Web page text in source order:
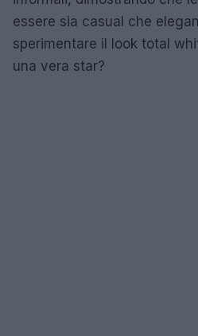
essere sia casual che
sperimentare il look total
una vera star?